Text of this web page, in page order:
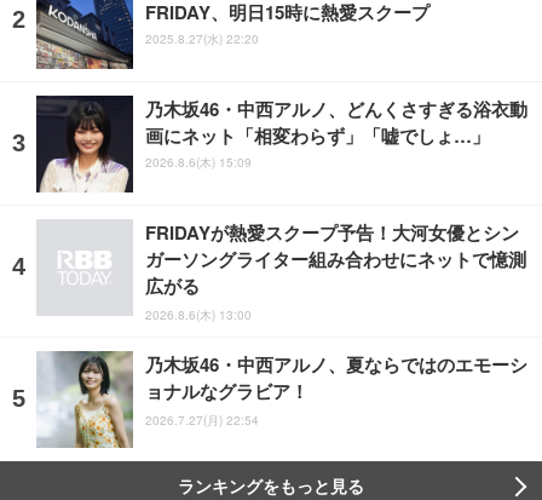
FRIDAY、明日15時に熱愛スクープ
2025.8.27(水) 22:20
乃木坂46・中西アルノ、どんくさすぎる浴衣動
画にネット「相変わらず」「嘘でしょ…」
2026.8.6(木) 15:09
FRIDAYが熱愛スクープ予告！大河女優とシン
ガーソングライター組み合わせにネットで憶測
広がる
2026.8.6(木) 13:00
乃木坂46・中西アルノ、夏ならではのエモーシ
ョナルなグラビア！
2026.7.27(月) 22:54
ランキングをもっと見る